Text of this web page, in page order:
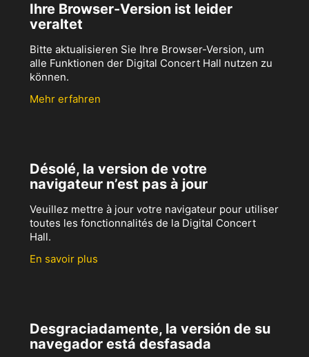
Ihre Browser-Version ist leider
veraltet
Bitte aktualisieren Sie Ihre Browser-Version, um
alle Funktionen der Digital Concert Hall nutzen zu
können.
Mehr erfahren
Désolé, la version de votre
navigateur n’est pas à jour
Veuillez mettre à jour votre navigateur pour utiliser
toutes les fonctionnalités de la Digital Concert
Hall.
En savoir plus
Desgraciadamente, la versión de su
navegador está desfasada